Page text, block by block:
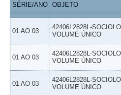
SÉRIE/ANO OBJETO
01 AO 03
42406L2828L-
VOLUME ÚNICO
01 AO 03
42406L2828L-
VOLUME ÚNICO
01 AO 03
42406L2828L-
VOLUME ÚNICO